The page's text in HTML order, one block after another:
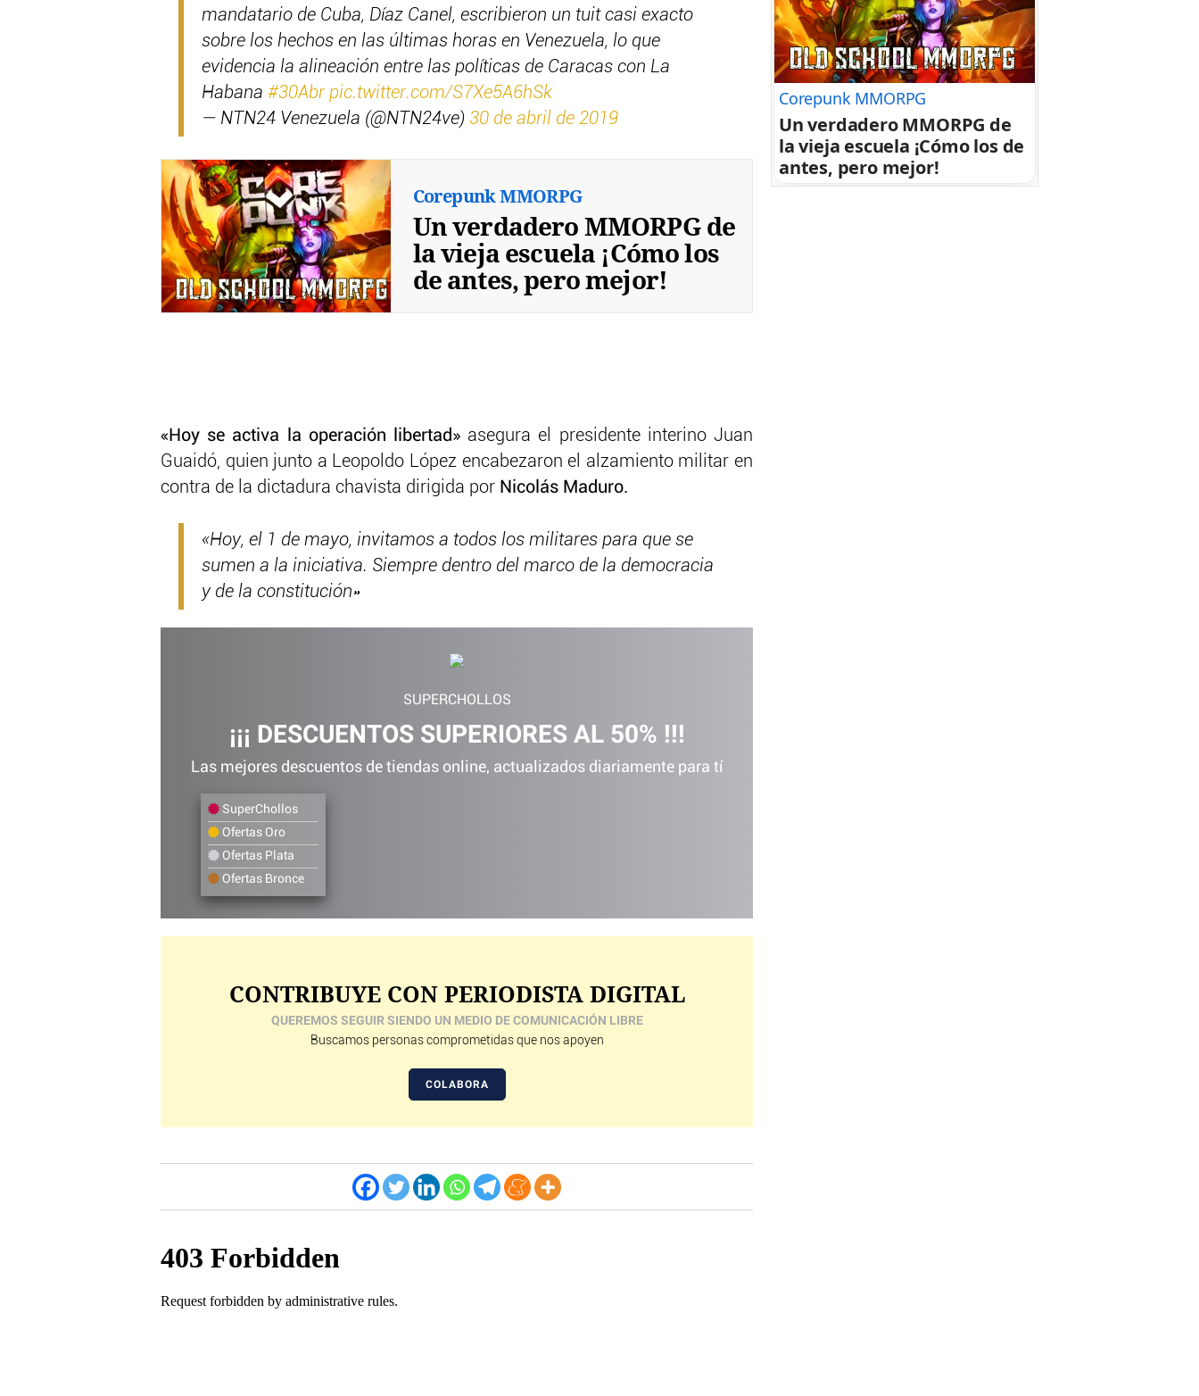
mandatario de Cuba, Díaz Canel, escribieron un tuit casi exacto
sobre los hechos en las últimas horas en Venezuela, lo que
evidencia la alineación entre las políticas de Caracas con La
Habana #30Abr pic.twitter.com/S7Xe5A6hSk
— NTN24 Venezuela (@NTN24ve) 30 de abril de 2019
Corepunk MMORPG
Un verdadero MMORPG de
la vieja escuela ¡Cómo los
de antes, pero mejor!
«Hoy se activa la operación libertad» asegura el presidente interino Juan
Guaidó, quien junto a Leopoldo López encabezaron el alzamiento militar en
contra de la dictadura chavista dirigida por Nicolás Maduro.
«Hoy, el 1 de mayo, invitamos a todos los militares para que se
sumen a la iniciativa. Siempre dentro del marco de la democracia
y de la constitución»
SUPERCHOLLOS
¡¡¡ DESCUENTOS SUPERIORES AL 50% !!!
Las mejores descuentos de tiendas online, actualizados diariamente para tí
SuperChollos
Ofertas Oro
Ofertas Plata
Ofertas Bronce
CONTRIBUYE CON PERIODISTA DIGITAL
QUEREMOS SEGUIR SIENDO UN MEDIO DE COMUNICACIÓN LIBRE
Buscamos personas comprometidas que nos apoyen
COLABORA
Corepunk MMORPG
Un verdadero MMORPG de
la vieja escuela ¡Cómo los de
antes, pero mejor!